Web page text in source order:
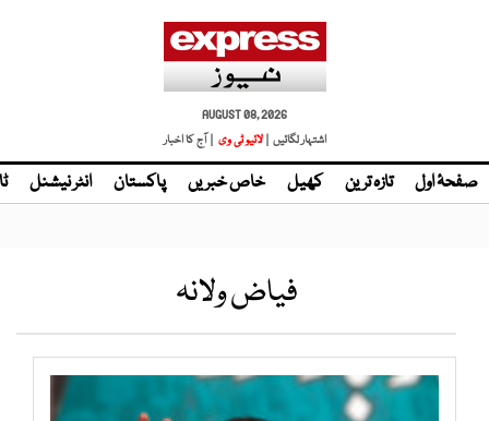
AUGUST 08, 2026
اشتہار لگائیں | لائیو ٹی وی | آج کا اخبار
صفحۂ اول تازہ ترین کھیل خاص خبریں پاکستان انٹر نیشنل
فیاض ولانہ